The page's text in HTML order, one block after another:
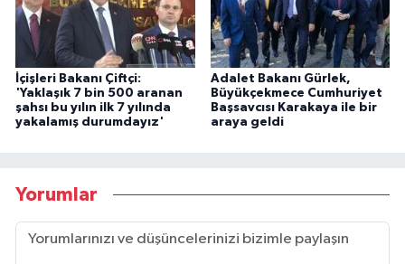
İçişleri Bakanı Çiftçi:
'Yaklaşık 7 bin 500 aranan
şahsı bu yılın ilk 7 yılında
yakalamış durumdayız'
Adalet Bakanı Gürlek,
Büyükçekmece Cumhuriyet
Başsavcısı Karakaya ile bir
araya geldi
Yorumlar